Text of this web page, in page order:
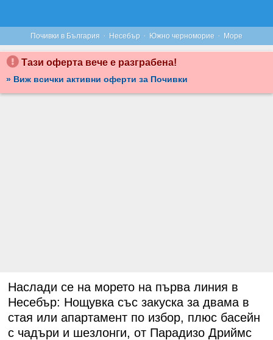
Почивки в България · Несебър · Южно черноморие · Море
Тази оферта вече е разграбена!
» Виж всички активни оферти за Почивки
Наслади се на морето на първа линия в
Несебър: Нощувка със закуска за двама в
стая или апартамент по избор, плюс басейн
с чадъри и шезлонги, от Парадизо Дриймс